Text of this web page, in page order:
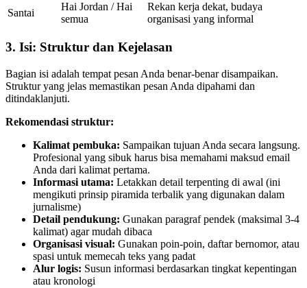
Santai
Hai Jordan / Hai
semua
Rekan kerja dekat, budaya
organisasi yang informal
3. Isi: Struktur dan Kejelasan
Bagian isi adalah tempat pesan Anda benar-benar disampaikan.
Struktur yang jelas memastikan pesan Anda dipahami dan
ditindaklanjuti.
Rekomendasi struktur:
Kalimat pembuka: Sampaikan tujuan Anda secara langsung.
Profesional yang sibuk harus bisa memahami maksud email
Anda dari kalimat pertama.
Informasi utama: Letakkan detail terpenting di awal (ini
mengikuti prinsip piramida terbalik yang digunakan dalam
jurnalisme)
Detail pendukung: Gunakan paragraf pendek (maksimal 3-4
kalimat) agar mudah dibaca
Organisasi visual: Gunakan poin-poin, daftar bernomor, atau
spasi untuk memecah teks yang padat
Alur logis: Susun informasi berdasarkan tingkat kepentingan
atau kronologi